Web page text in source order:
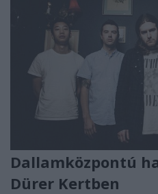
Dallamközpontú
Dürer Kertben